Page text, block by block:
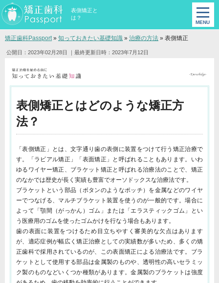
表側矯正と
は？
矯正歯科Passport» 知っておきたい基礎知識 » 治療の方法 » 表側矯正
公開日：2023年02月28日 ｜最終更新日時：2023年7月12日
表側矯正とはどのような矯正方
法？
「表側矯正」とは、文字通り歯の表側に装置をつけて行う矯正治療で
す。「ラビアル矯正」「表面矯正」と呼ばれることもあります。いわ
ゆるワイヤー矯正、ブラケット矯正と呼ばれる治療法のことで、矯正
のなかでは歴史が長く実績も豊富でオーソドックスな治療法です。
ブラケットという部品（ボタンのようなポッチ）を金属などのワイヤ
ーでつなげる、マルチブラケット装置を使うのが一般的です。場合に
よって「顎間（がっかん）ゴム」または「エラスティックゴム」とい
う医療用のゴムを使ったゴムかけを行なう場合もあります。
歯の表面に装置をつけるため目立ちやすく審美的な欠点はあります
が、適応症例が幅広く矯正治療としての実績数が多いため、多くの矯
正歯科で採用されているのが、この表面矯正による治療法です。ブラ
ケットとして使用する部品は金属製のものや、透明性の高いセラミッ
ク製のものなどいくつか種類があります。金属製のブラケットは強度